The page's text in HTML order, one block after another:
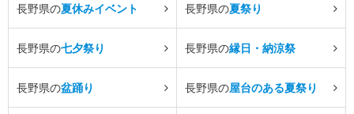
長野県の夏休みイベント 長野県の夏祭り
長野県の七夕祭り 長野県の縁日・納涼祭
長野県の盆踊り 長野県の屋台のある夏祭り